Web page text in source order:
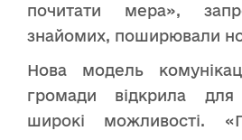
почитати мера»,
знайомих, поширювали
Нова модель
громади відкрила для
широкі можливості.